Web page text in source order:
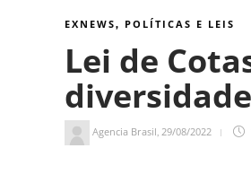
EXNEWS, POLÍTICAS E LEIS
Lei de
Agencia Brasil, 29/08/2022